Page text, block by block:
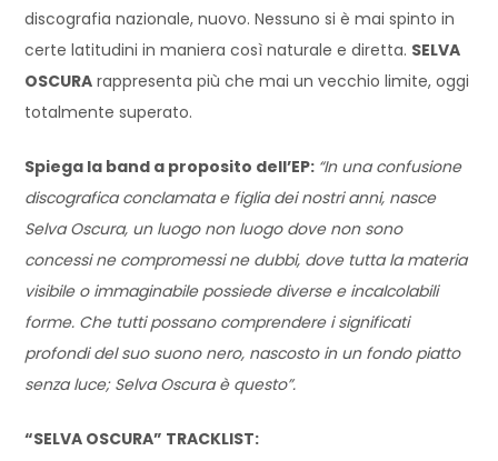
discografia nazionale, nuovo. Nessuno si è mai spinto in
certe latitudini in maniera così naturale e diretta. SELVA
OSCURA rappresenta più che mai un vecchio limite, oggi
totalmente superato.
Spiega la band a proposito dell’EP: “In una confusione
discografica conclamata e figlia dei nostri anni, nasce
Selva Oscura, un luogo non luogo dove non sono
concessi ne compromessi ne dubbi, dove tutta la materia
visibile o immaginabile possiede diverse e incalcolabili
forme. Che tutti possano comprendere i significati
profondi del suo suono nero, nascosto in un fondo piatto
senza luce; Selva Oscura è questo”.
“SELVA OSCURA” TRACKLIST: